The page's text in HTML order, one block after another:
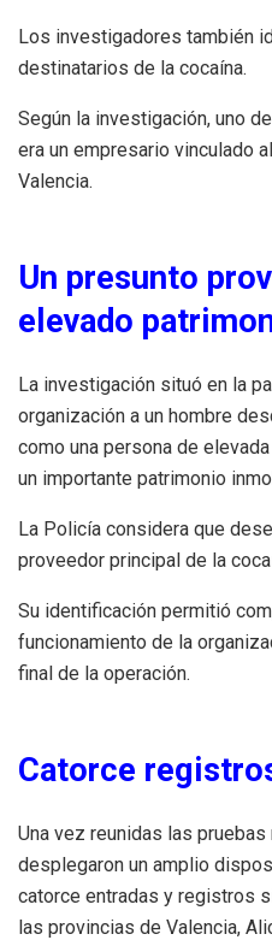
Los investigadores también
destinatarios de la cocaína.
Según la investigación, uno
era un empresario vinculado
Valencia.
Un presunto
elevado
La investigación situó en la
organización a un hombre
como una persona de
un importante patrimonio
La Policía considera que
proveedor principal de la
Su identificación permitió
funcionamiento de la
final de la operación.
Catorce
Una vez reunidas las
desplegaron un amplio
catorce entradas y registros
las provincias de Valencia,